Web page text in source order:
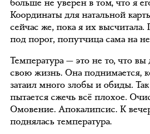
больше не уверен в том, что я
Координаты для натальной
сейчас же, пока я их высчитала.
под порог, попутчица сама на
Температура — это не то, что
свою жизнь. Она поднимается,
затаил много злобы и обиды.
пытается сжечь всё плохое.
Омовение. Апокалипсис. К
поднялась температура.